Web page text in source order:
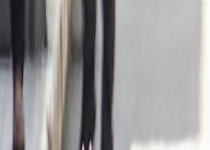
Resonansi
Sejarah
Lensa